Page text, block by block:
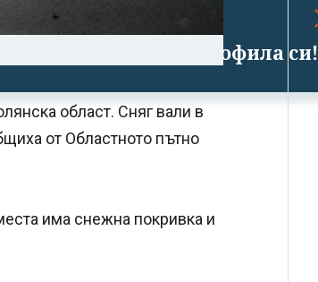
излязохте от профила си!
област. Сняг вали в
от Областното пътно
има снежна покривка и